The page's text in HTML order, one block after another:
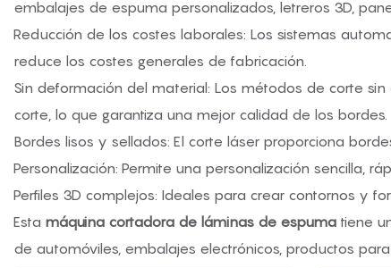
embalajes de espuma personalizados, letreros 3D,
Reducción de los costes laborales: Los sistemas
reduce los costes generales de fabricación.
Sin deformación del material: Los métodos de corte
corte, lo que garantiza una mejor calidad de los bordes.
Bordes lisos y sellados: El corte láser proporciona
Personalización: Permite una personalización sencilla,
Perfiles 3D complejos: Ideales para crear contornos y
Esta máquina cortadora de láminas de espuma tiene
de automóviles, embalajes electrónicos, productos